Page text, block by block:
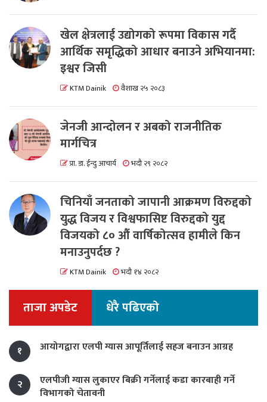
खेल क्षेत्रलाई उद्योगको रूपमा विकास गर्दै
आर्थिक समृद्धिको आधार बनाउने अभियानमा:
इश्वर जिसी
KTM Dainik वैशाख २५ २०८३
जेनजी आन्दोलन र अबको राजनीतिक
मार्गचित्र
प्रा. डा. ईन्दु आचार्य भदौ २९ २०८२
चिनियाँ जनताको जापानी आक्रमण विरुद्दको
युद्ध विजय र विश्वफासिष्ट विरुद्दको युद्द
विजयको ८० औं वार्षिकोत्सव हामीले किन
मनाउनुपर्दछ ?
KTM Dainik भदौ १४ २०८२
ताजा अपडेट धेरै पढिएको
१ आयोगद्वारा एलपी ग्यास आपूर्तिलाई सहज बनाउन आग्रह
२
एलपीजी ग्यास लुकाएर बिक्री गर्नेलाई कडा कारबाही गर्ने
विभागको चेतावनी